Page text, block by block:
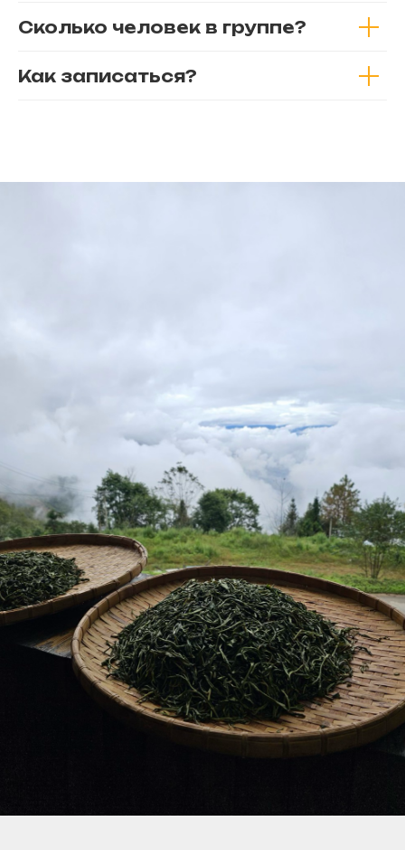
Сколько человек в группе?
Как записаться?